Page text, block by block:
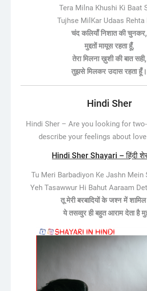
Tera Milna Khushi Ki Baat
Tujhse MilKar Udaas Rehta
चंद कलियाँ निशात की चुनकर,
मुद्दतों मायूस रहता हूँ,
तेरा मिलना ख़ुशी की बात सही,
तुझसे मिलकर उदास रहता हूँ।
Hindi Sher
Hindi Sher – Are you looking for
describe your feelings about
Hindi Sher Shayari – हिंदी शेर
Tu Meri Barbadiyon Ke Jashn Mein
Yeh Tasawwur Hi Bahut Aaraam
तू मेरी बरबादियों के जश्न में शामिल
ये तसव्वुर ही बहुत आराम देता है